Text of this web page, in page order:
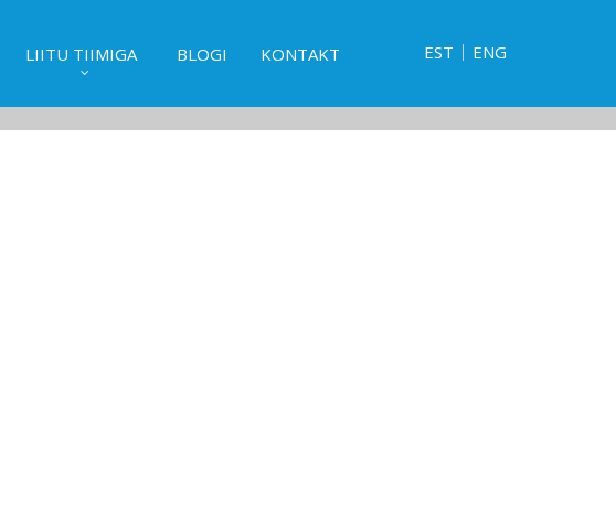
LIITU TIIMIGA BLOGI KONTAKT EST ENG